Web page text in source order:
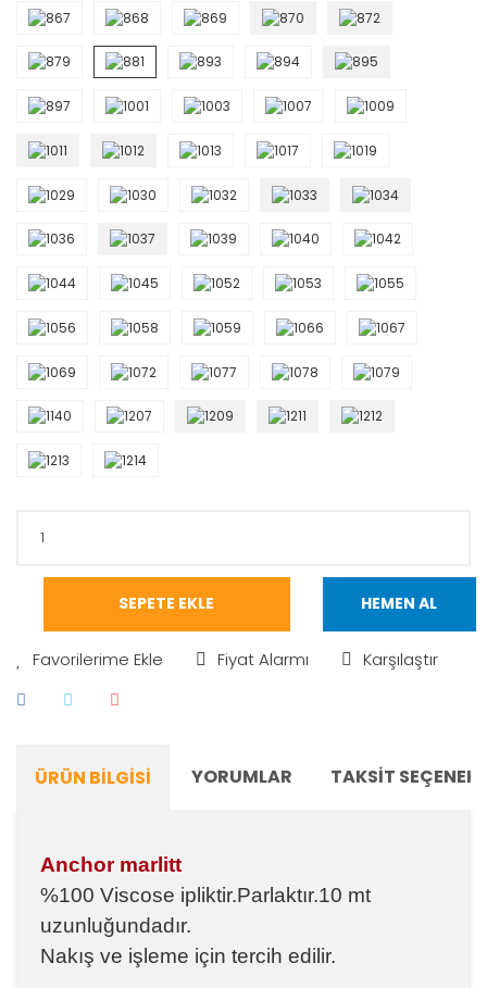
SEPETE EKLE HEMEN AL
Fiyat Alarmı Karşılaştır
ÜRÜN BILGISI YORUMLAR TAKSIT
Anchor marlitt
%100 Viscose ipliktir.Parlaktır.10 mt
uzunluğundadır.
Nakış ve işleme için tercih edilir.